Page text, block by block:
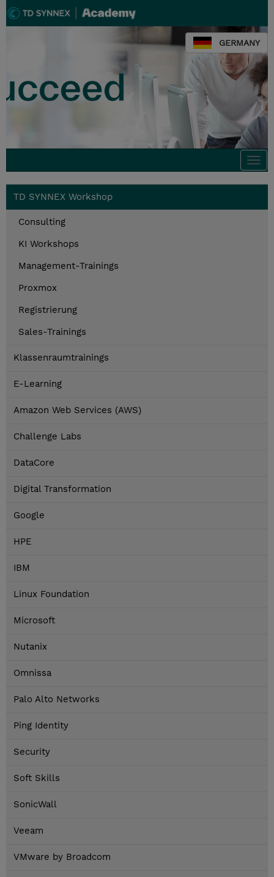
GERMANY
TD SYNNEX Workshop
Consulting
KI Workshops
Management-Trainings
Proxmox
Registrierung
Sales-Trainings
Klassenraumtrainings
E-Learning
Amazon Web Services (AWS)
Challenge Labs
DataCore
Digital Transformation
Google
HPE
IBM
Linux Foundation
Microsoft
Nutanix
Omnissa
Palo Alto Networks
Ping Identity
Security
Soft Skills
SonicWall
Veeam
VMware by Broadcom